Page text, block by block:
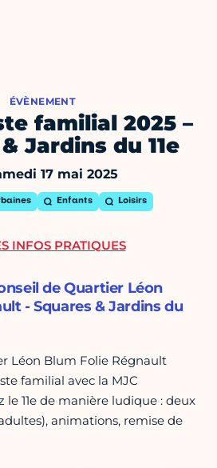
ÉVÈNEMENT
familial 2025 –
Jardins du 11e
17 mai 2025
Enfants Loisirs
de Quartier Léon
- Squares & Jardins du
Léon Blum Folie Régnault
familial avec la MJC
le 11e de manière ludique : deux
animations, remise de
INFOS PRATIQUES